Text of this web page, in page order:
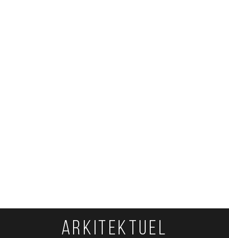
ARKITEKTUEL